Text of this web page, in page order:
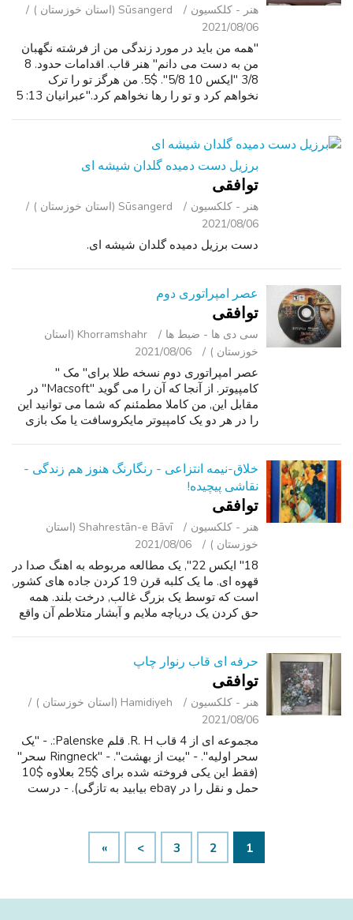
هنر - کلکسیون
Sūsangerd (استان خوزستان )
2021/08/06
"همه من باید در مورد زندگی من از فرشته نگهبان
من به دست می دانم" هنر قاب. اقدامات حدود. 8
3/8 "ایکس 10 5/8". $5. من هرگز تو را ترک
نخواهم کرد و تو را رها نخواهم کرد."عبرانیان 13: 5
برزیل دست دمیده گلدان شیشه ای
توافقی
هنر - کلکسیون
Sūsangerd (استان خوزستان )
2021/08/06
دست برزیل دمیده گلدان شیشه ای.
عصر امپراتوری دوم
توافقی
سی ‌دی ‌ها - ضبط‌ ها
Khorramshahr (استان
خوزستان )
2021/08/06
عصر امپراتوری دوم نسخه طلا برای" مک "
کامپیوتر. از آنجا که آن را می گوید "Macsoft" در
مقابل این, من کاملا مطمئنم که شما می توانید این
را در هر دو یک کامپیوتر مایکروسافت یا مک بازی
خلاق-نیمه انتزاعی - رنگارنگ هنوز هم زندگی -
نقاشی پیچیده!
توافقی
هنر - کلکسیون
Shahrestān-e Bāvī (استان
خوزستان )
2021/08/06
18" ایکس 22", یک مطالعه مربوطه به اهنگ صدا در
قهوه ای. ما یک کلبه قرن 19 کردن جاده های کشور,
است که توسط یک بزرگ غالب, درخت بلند. همه
حق کردن یک دریاچه ملایم و آبشار متلاطم آن واقع
حرفه ای قاب رنوار چاپ
توافقی
هنر - کلکسیون
Hamidiyeh (استان خوزستان )
2021/08/06
مجموعه ای از 4 قاب R. H. قلم Palenske:. - "یک
سحر اولیه". - "بیت از بهشت". - "Ringneck سحر"
(فقط این یکی فروخته شده برای $25 بعلاوه $10
حمل و نقل را در ebay بیابید به تازگی). - درست
1
2
3
>
»